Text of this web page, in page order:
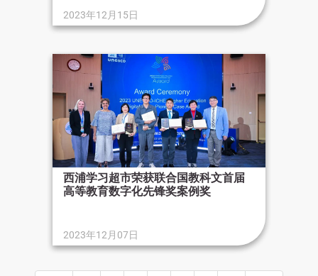
2023年12月15日
西浦学习超市荣获联合国教科文首届
高等教育数字化先锋奖案例奖
2023年12月07日